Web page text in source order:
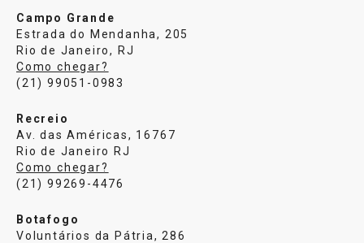
Campo Grande
Estrada do Mendanha, 205
Rio de Janeiro, RJ
Como chegar?
(21) 99051-0983
Recreio
Av. das Américas, 16767
Rio de Janeiro RJ
Como chegar?
(21) 99269-4476
Botafogo
Voluntários da Pátria, 286